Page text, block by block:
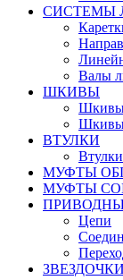
СИСТЕМЫ
Валы
ШКИВЫ
Шкивы
Шкивы
ВТУЛКИ
МУФТЫ
МУФТЫ
Цепи
ЗВЕЗДОЧКИ